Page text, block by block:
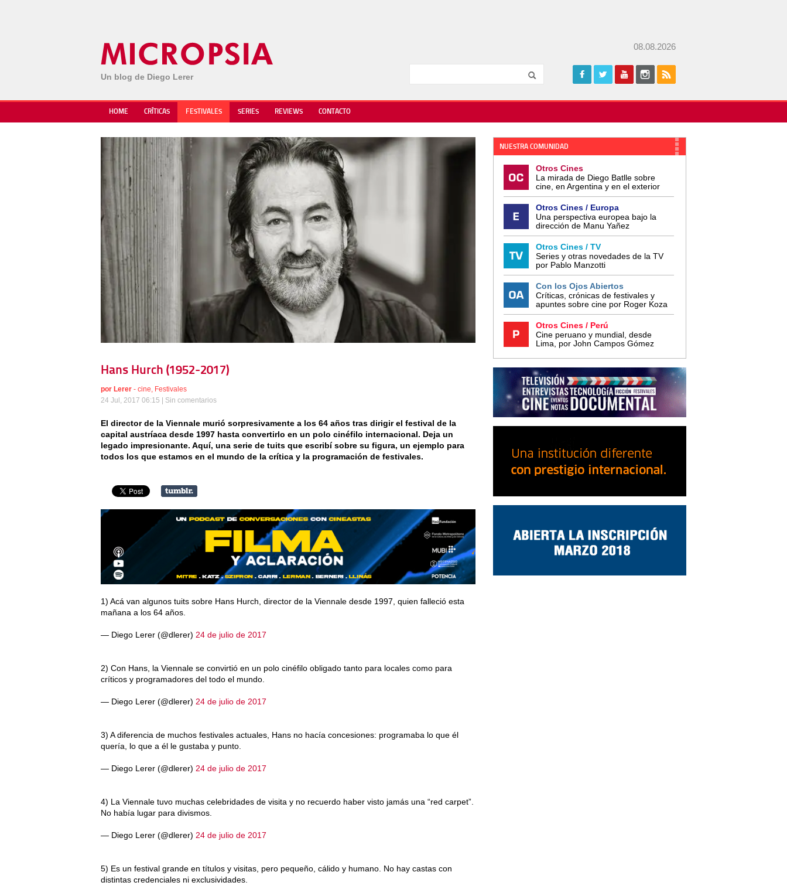
Un blog de Diego Lerer
08.08.2026
HOME CRÍTICAS FESTIVALES SERIES REVIEWS CONTACTO
Hans Hurch (1952-2017)
por Lerer - cine, Festivales
24 Jul, 2017 06:15 | Sin comentarios
El director de la Viennale murió sorpresivamente a los 64 años tras dirigir el festival de la
capital austríaca desde 1997 hasta convertirlo en un polo cinéfilo internacional. Deja un
legado impresionante. Aquí, una serie de tuits que escribí sobre su figura, un ejemplo para
todos los que estamos en el mundo de la crítica y la programación de festivales.
1) Acá van algunos tuits sobre Hans Hurch, director de la Viennale desde 1997, quien falleció esta
mañana a los 64 años.
— Diego Lerer (@dlerer) 24 de julio de 2017
2) Con Hans, la Viennale se convirtió en un polo cinéfilo obligado tanto para locales como para
críticos y programadores del todo el mundo.
— Diego Lerer (@dlerer) 24 de julio de 2017
3) A diferencia de muchos festivales actuales, Hans no hacía concesiones: programaba lo que él
quería, lo que a él le gustaba y punto.
— Diego Lerer (@dlerer) 24 de julio de 2017
4) La Viennale tuvo muchas celebridades de visita y no recuerdo haber visto jamás una “red carpet”.
No había lugar para divismos.
— Diego Lerer (@dlerer) 24 de julio de 2017
5) Es un festival grande en títulos y visitas, pero pequeño, cálido y humano. No hay castas con
distintas credenciales ni exclusividades.
NUESTRA COMUNIDAD
Otros Cines
La mirada de Diego Batlle sobre
cine, en Argentina y en el exterior
Otros Cines / Europa
Una perspectiva europea bajo la
dirección de Manu Yañez
Otros Cines / TV
Series y otras novedades de la TV
por Pablo Manzotti
Con los Ojos Abiertos
Críticas, crónicas de festivales y
apuntes sobre cine por Roger Koza
Otros Cines / Perú
Cine peruano y mundial, desde
Lima, por John Campos Gómez